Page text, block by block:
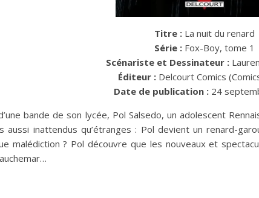
Titre : La nuit du renard
Série : Fox-Boy, tome 1
Scénariste et Dessinateur :
Éditeur : Delcourt Comics
Date de publication : 24
bande de son lycée, Pol Salsedo, un adolescent
aussi inattendus qu’étranges : Pol devient un renard-
malédiction ? Pol découvre que les nouveaux et